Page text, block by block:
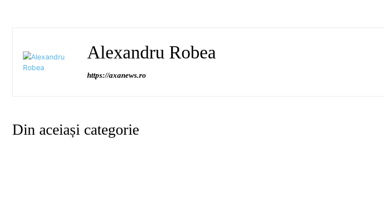
Alexandru Robea
https://axanews.ro
Din aceiași categorie